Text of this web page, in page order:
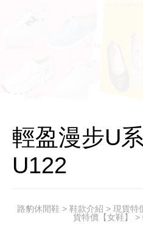
輕盈漫步U
U122
路豹休閒鞋 > 鞋款介紹 > 現貨特
貨特價【女鞋】
>